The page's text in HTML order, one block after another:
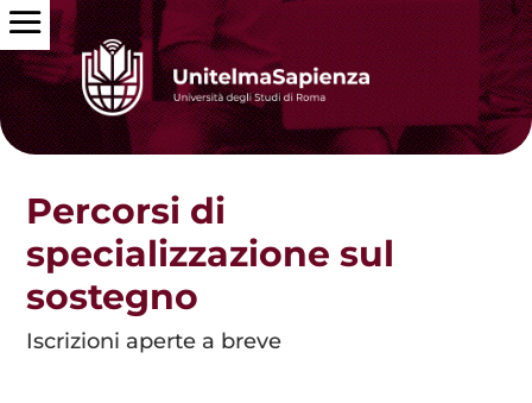
Percorsi di
specializzazione sul
sostegno
Iscrizioni aperte a breve